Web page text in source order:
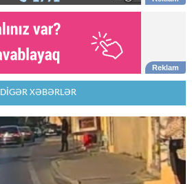
DİGƏR XƏBƏRLƏR